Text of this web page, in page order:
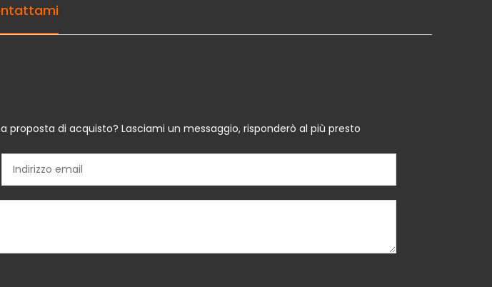
di acquisto? Lasciami un messaggio, risponderò al più presto